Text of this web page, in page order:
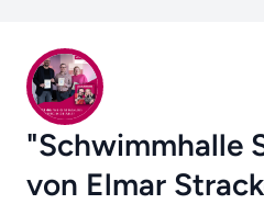
"Schwimmhalle
von Elmar